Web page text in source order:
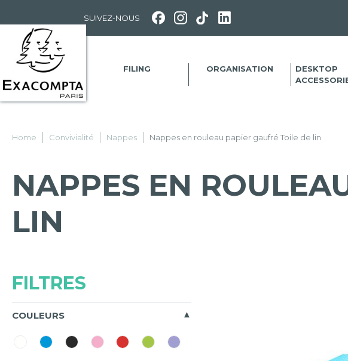
SUIVEZ-NOUS
FILING ORGANISATION
DESKTOP
Home Convivialité Nappes Nappes en rouleau papier gaufré Toile de lin
NAPPES EN
LIN
FILTRES
COULEURS